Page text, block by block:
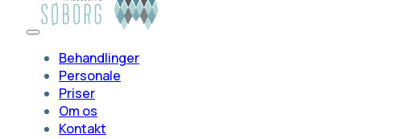
Behandlinger
Personale
Priser
Om os
Kontakt